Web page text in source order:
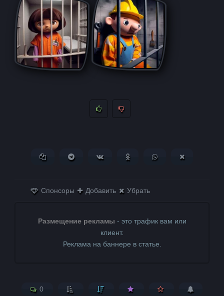
Копировать ссылкуПоделиться в Telegram
Поделиться ВКонтактеПоделиться в
Поделиться в
Спонсоры Добавить Убрать
Размещение рекламы - это трафик вам или
клиент.
Реклама на баннере в статье.
0